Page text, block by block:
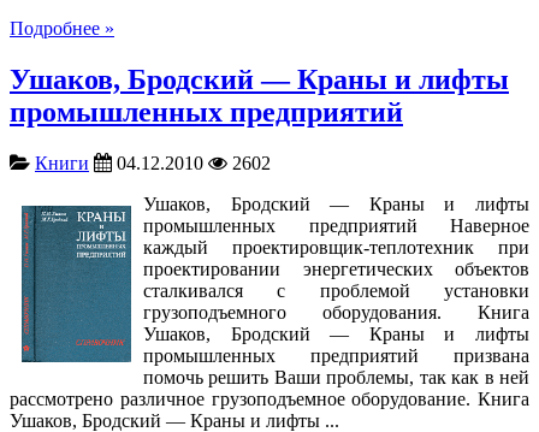
Подробнее »
Ушаков, Бродский — Краны и лифты
промышленных предприятий
Книги 04.12.2010
2602
Ушаков, Бродский — Краны и лифты
промышленных предприятий Наверное
каждый проектировщик-теплотехник при
проектировании энергетических объектов
сталкивался с проблемой установки
грузоподъемного оборудования. Книга
Ушаков, Бродский — Краны и лифты
промышленных предприятий призвана
помочь решить Ваши проблемы, так как в ней
рассмотрено различное грузоподъемное оборудование. Книга
Ушаков, Бродский — Краны и лифты ...